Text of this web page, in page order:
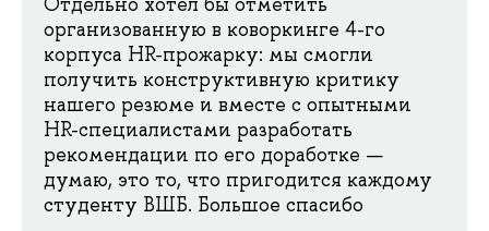
организованную в коворкинге 4-го
корпуса HR-прожарку: мы смогли
получить конструктивную критику
нашего резюме и вместе с опытными
HR-специалистами разработать
рекомендации по его доработке —
думаю, это то, что пригодится каждому
студенту ВШБ. Большое спасибо